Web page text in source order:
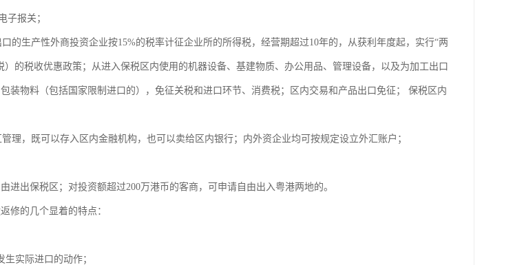
子报关；
的生产性外商投资企业按15%的税率计征企业所的所得税，经营期超过10年的，从获利年度起，实行“两
的税收优惠政策；从进入保税区内使用的机器设备、基建物质、办公用品、管理设备，以及为加工出口
装物料（包括国家限制进口的），免征关税和进口环节、消费税；区内交易和产品出口免征； 保税区内
理，既可以存入区内金融机构，也可以卖给区内银行；内外资企业均可按规定设立外汇账户；
进出保税区；对投资额超过200万港币的客商，可申请自由出入粤港两地的。
修的几个显着的特点：
实际进口的动作；